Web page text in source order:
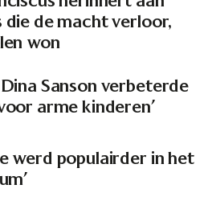
die de macht verloor,
won
Sanson verbeterde
arme kinderen’
werd populairder in het